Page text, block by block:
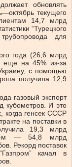
обновлять
текущего
14,7 млрд
“Турецкого
для
года (26,6 млрд
еще на 45% из-за
с помощью
получила 12,9
газовый экспорт
кубометров. И это
когда генсек СССР
на поставки в
19,3 млрд
м — 54,8 млрд
Рекорд поставок
качал в